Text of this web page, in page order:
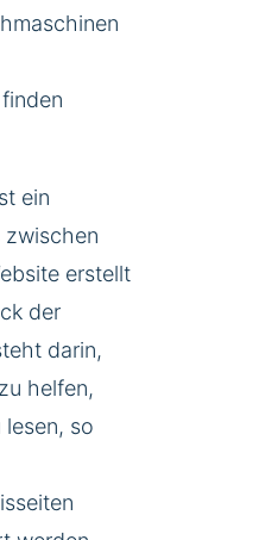
ein
zwischen
erstellt
der
darin,
helfen,
lesen, so